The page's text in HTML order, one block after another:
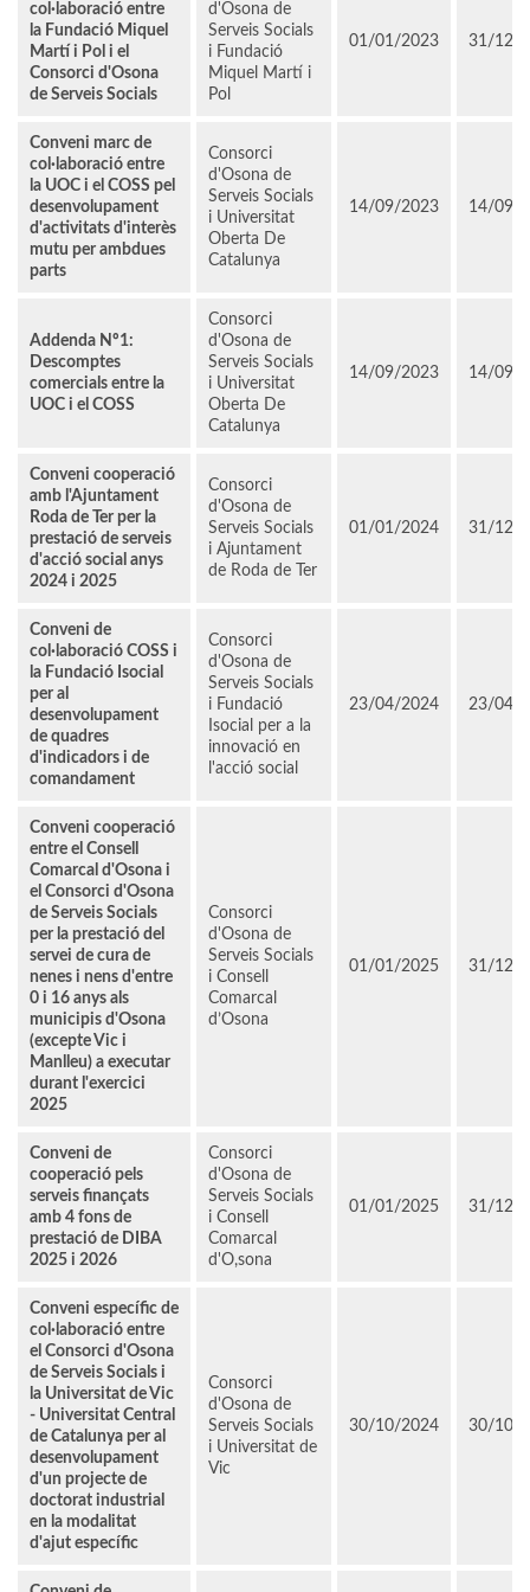
col·laboració entre
la Fundació Miquel
Martí i Pol i el
Consorci d'Osona
de Serveis Socials
d'Osona de
Serveis Socials
i Fundació
Miquel Martí i
Pol
01/01/2023 31/12/
Conveni marc de
col·laboració entre
la UOC i el COSS pel
desenvolupament
d'activitats d'interès
mutu per ambdues
parts
Consorci
d'Osona de
Serveis Socials
i Universitat
Oberta De
Catalunya
14/09/2023 14/09/
Addenda Nº1:
Descomptes
comercials entre la
UOC i el COSS
Consorci
d'Osona de
Serveis Socials
i Universitat
Oberta De
Catalunya
14/09/2023 14/09/
Conveni cooperació
amb l'Ajuntament
Roda de Ter per la
prestació de serveis
d'acció social anys
2024 i 2025
Consorci
d'Osona de
Serveis Socials
i Ajuntament
de Roda de Ter
01/01/2024 31/12/
Conveni de
col·laboració COSS i
la Fundació Isocial
per al
desenvolupament
de quadres
d'indicadors i de
comandament
Consorci
d'Osona de
Serveis Socials
i Fundació
Isocial per a la
innovació en
l'acció social
23/04/2024 23/04/
Conveni cooperació
entre el Consell
Comarcal d'Osona i
el Consorci d'Osona
de Serveis Socials
per la prestació del
servei de cura de
nenes i nens d'entre
0 i 16 anys als
municipis d'Osona
(excepte Vic i
Manlleu) a executar
durant l'exercici
2025
Consorci
d'Osona de
Serveis Socials
i Consell
Comarcal
d’Osona
01/01/2025 31/12/
Conveni de
cooperació pels
serveis finançats
amb 4 fons de
prestació de DIBA
2025 i 2026
Consorci
d'Osona de
Serveis Socials
i Consell
Comarcal
d'O,sona
01/01/2025 31/12/
Conveni específic de
col·laboració entre
el Consorci d'Osona
de Serveis Socials i
la Universitat de Vic
- Universitat Central
de Catalunya per al
desenvolupament
d'un projecte de
doctorat industrial
en la modalitat
d'ajut específic
Consorci
d'Osona de
Serveis Socials
i Universitat de
Vic
30/10/2024 30/10/